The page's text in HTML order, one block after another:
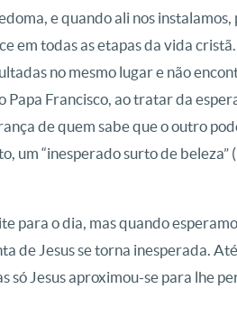
e quando ali nos
em todas as etapas da vida cristã.
no mesmo lugar e não
Papa Francisco, ao tratar da
de quem sabe que o outro
um “inesperado surto de beleza”
para o dia, mas quando
de Jesus se torna inesperada.
só Jesus aproximou-se para lhe